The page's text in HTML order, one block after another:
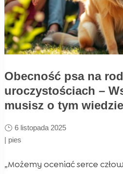
Obecność psa na
uroczystościach –
musisz o tym
6 listopada 2025
| pies
„Możemy oceniać serce